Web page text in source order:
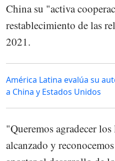
China su "activa
restablecimiento de las
2021.
América Latina evalúa su
a China y Estados Unidos
"Queremos agradecer
alcanzado y